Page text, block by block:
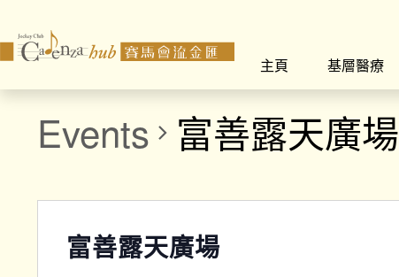
主頁 基層醫療
Events 富善露天廣場
富善露天廣場